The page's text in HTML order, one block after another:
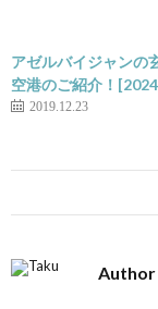
アゼルバイジャンの
空港のご紹介！
2019.12.23
Author